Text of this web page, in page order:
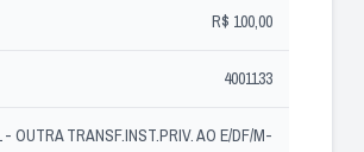
R$ 100,00
4001133
- OUTRA TRANSF.INST.PRIV. AO E/DF/M-